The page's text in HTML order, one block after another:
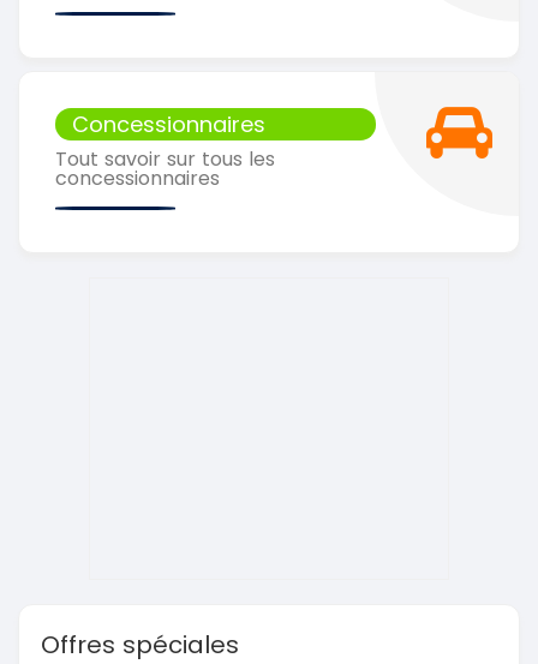
Concessionnaires
Tout savoir sur tous les
concessionnaires
Offres spéciales